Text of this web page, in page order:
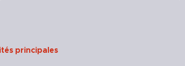
principales